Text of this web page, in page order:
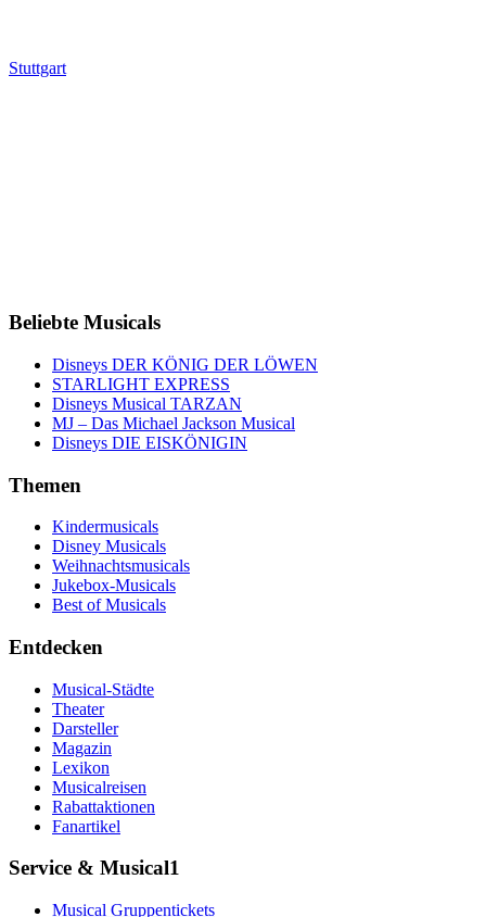
Stuttgart
Beliebte Musicals
Disneys DER KÖNIG DER LÖWEN
STARLIGHT EXPRESS
Disneys Musical TARZAN
MJ – Das Michael Jackson Musical
Disneys DIE EISKÖNIGIN
Themen
Kindermusicals
Disney Musicals
Weihnachtsmusicals
Jukebox-Musicals
Best of Musicals
Entdecken
Musical-Städte
Theater
Darsteller
Magazin
Lexikon
Musicalreisen
Rabattaktionen
Fanartikel
Service & Musical1
Musical Gruppentickets